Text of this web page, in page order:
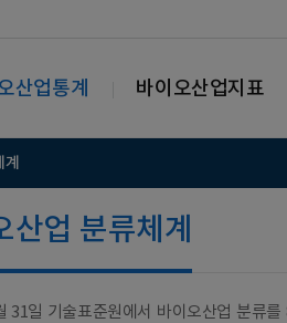
산업통계 바이오산업지표
산업 분류체계
31일 기술표준원에서 바이오산업 분류